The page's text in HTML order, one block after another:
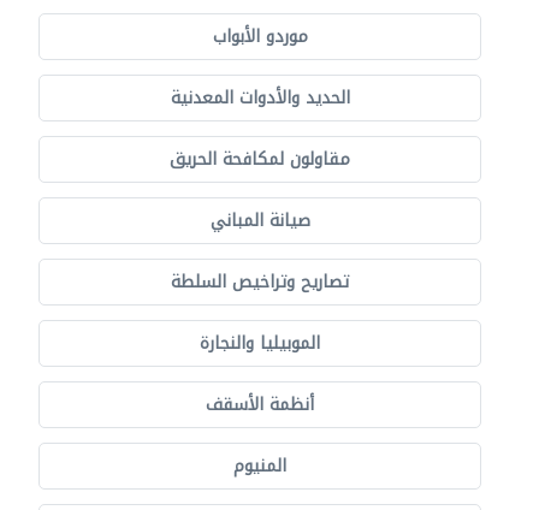
موردو الأبواب
الحديد والأدوات المعدنية
مقاولون لمكافحة الحريق
صيانة المباني
تصاريح وتراخيص السلطة
الموبيليا والنجارة
أنظمة الأسقف
المنيوم